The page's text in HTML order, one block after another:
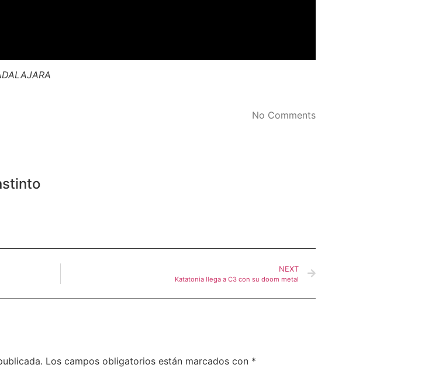
No Comments
NEXT
Katatonia llega a C3 con su doom metal
Los campos obligatorios están marcados con *